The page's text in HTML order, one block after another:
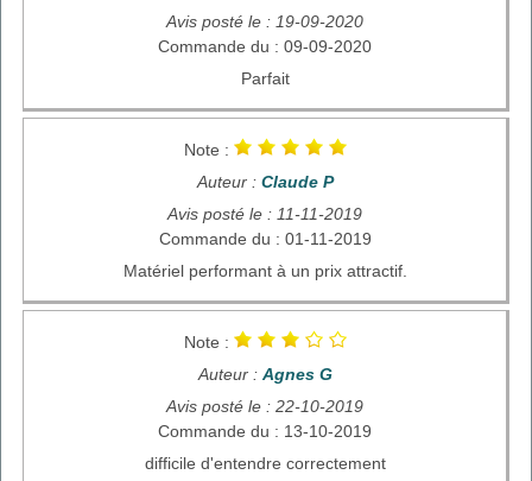
Avis posté le : 19-09-2020
Commande du : 09-09-2020
Parfait
Note :
Auteur : Claude P
Avis posté le : 11-11-2019
Commande du : 01-11-2019
Matériel performant à un prix attractif.
Note :
Auteur : Agnes G
Avis posté le : 22-10-2019
Commande du : 13-10-2019
difficile d'entendre correctement